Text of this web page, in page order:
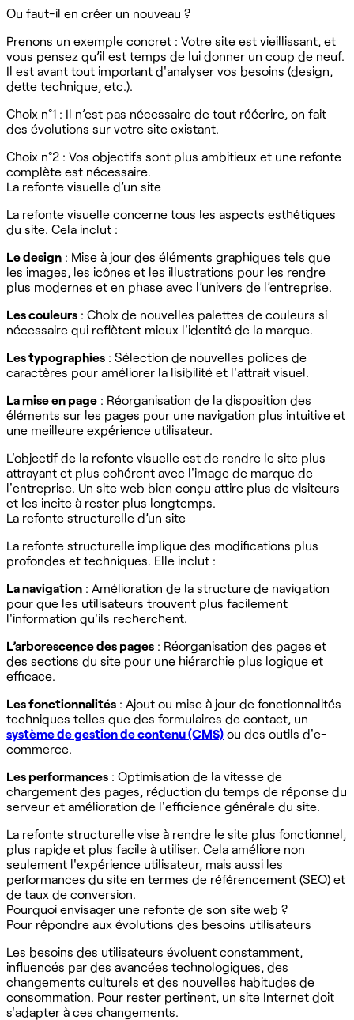
Ou faut-il en créer un nouveau ?
Prenons un exemple concret : Votre site est vieillissant, et
vous pensez qu’il est temps de lui donner un coup de neuf.
Il est avant tout important d'analyser vos besoins (design,
dette technique, etc.).
Choix n°1 : Il n’est pas nécessaire de tout réécrire, on fait
des évolutions sur votre site existant.
Choix n°2 : Vos objectifs sont plus ambitieux et une refonte
complète est nécessaire.
La refonte visuelle d’un site
La refonte visuelle concerne tous les aspects esthétiques
du site. Cela inclut :
Le design : Mise à jour des éléments graphiques tels que
les images, les icônes et les illustrations pour les rendre
plus modernes et en phase avec l’univers de l’entreprise.
Les couleurs : Choix de nouvelles palettes de couleurs si
nécessaire qui reflètent mieux l'identité de la marque.
Les typographies : Sélection de nouvelles polices de
caractères pour améliorer la lisibilité et l'attrait visuel.
La mise en page : Réorganisation de la disposition des
éléments sur les pages pour une navigation plus intuitive et
une meilleure expérience utilisateur.
L'objectif de la refonte visuelle est de rendre le site plus
attrayant et plus cohérent avec l'image de marque de
l'entreprise. Un site web bien conçu attire plus de visiteurs
et les incite à rester plus longtemps.
La refonte structurelle d’un site
La refonte structurelle implique des modifications plus
profondes et techniques. Elle inclut :
La navigation : Amélioration de la structure de navigation
pour que les utilisateurs trouvent plus facilement
l'information qu'ils recherchent.
L’arborescence des pages : Réorganisation des pages et
des sections du site pour une hiérarchie plus logique et
efficace.
Les fonctionnalités : Ajout ou mise à jour de fonctionnalités
techniques telles que des formulaires de contact, un
système de gestion de contenu (CMS) ou des outils d'e-
commerce.
Les performances : Optimisation de la vitesse de
chargement des pages, réduction du temps de réponse du
serveur et amélioration de l'efficience générale du site.
La refonte structurelle vise à rendre le site plus fonctionnel,
plus rapide et plus facile à utiliser. Cela améliore non
seulement l'expérience utilisateur, mais aussi les
performances du site en termes de référencement (SEO) et
de taux de conversion.
Pourquoi envisager une refonte de son site web ?
Pour répondre aux évolutions des besoins utilisateurs
Les besoins des utilisateurs évoluent constamment,
influencés par des avancées technologiques, des
changements culturels et des nouvelles habitudes de
consommation. Pour rester pertinent, un site Internet doit
s'adapter à ces changements. ‍